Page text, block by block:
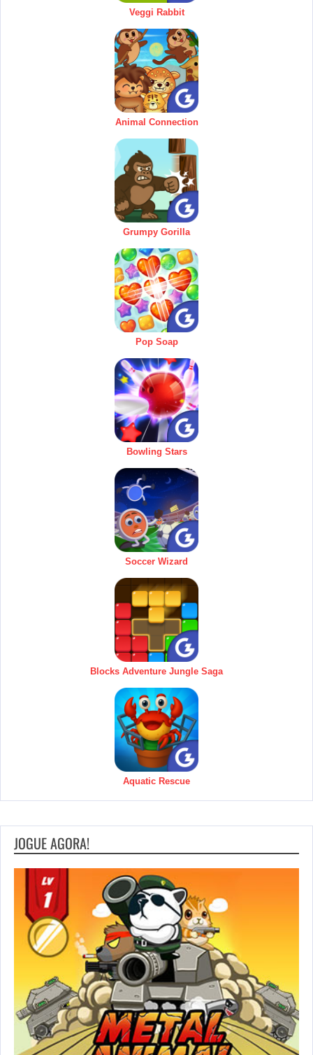
Veggi Rabbit
Animal Connection
Grumpy Gorilla
Pop Soap
Bowling Stars
Soccer Wizard
Blocks Adventure Jungle Saga
Aquatic Rescue
JOGUE AGORA!